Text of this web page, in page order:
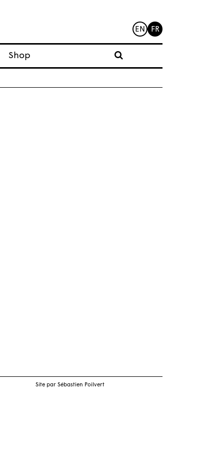
EN FR
Shop
Site par Sébastien Poilvert